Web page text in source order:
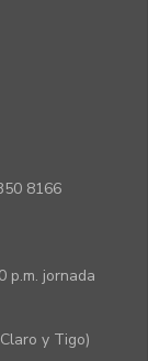
8166
p.m. jornada
y Tigo)